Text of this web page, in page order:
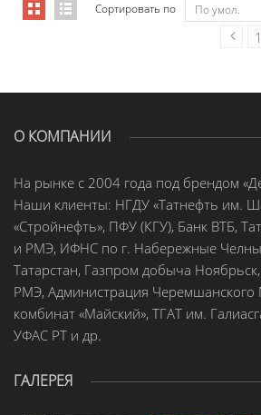
Сортировать по По умол.
1
О КОМПАНИИ
На рынке с 2004 года под брендом
Наши клиенты: НГДУ «Татнефть им.
«Стройнефть», ПФУ (КГУ), Банк ВТБ,
и РМЭ, ИФНС по г. Набережные Челны
Татарстан, Газпром добыча
РМЭ, Администрация
комбинат «Майский», ТГАТ им.
УФАС РТ и др.
ГАЛЕРЕЯ